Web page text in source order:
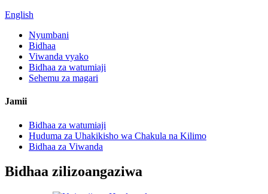
English
Nyumbani
Bidhaa
Viwanda vyako
Bidhaa za watumiaji
Sehemu za magari
Jamii
Bidhaa za watumiaji
Huduma za Uhakikisho wa Chakula na Kilimo
Bidhaa za Viwanda
Bidhaa zilizoangaziwa